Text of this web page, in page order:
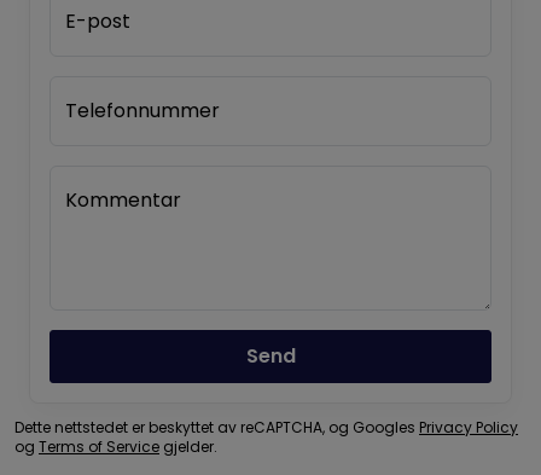
E-post
Telefonnummer
Kommentar
Send
Dette nettstedet er beskyttet av reCAPTCHA, og Googles Privacy Policy
og Terms of Service gjelder.